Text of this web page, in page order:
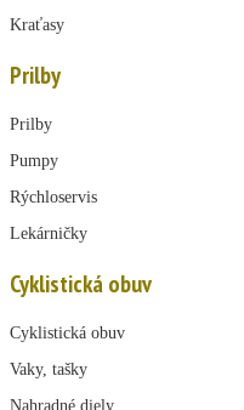
Kraťasy
Prilby
Prilby
Pumpy
Rýchloservis
Lekárničky
Cyklistická obuv
Cyklistická obuv
Vaky, tašky
Nahradné diely